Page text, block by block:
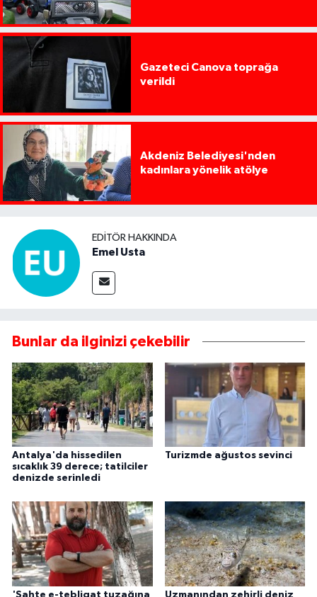
Gazeteci Canova toprağa
verildi
Akdeniz Belediyesi'nden
kadınlara yönelik atölye
EDITÖR HAKKINDA
Emel Usta
Bunlar da ilginizi çekebilir
Antalya'da hissedilen
sıcaklık 39 derece; tatilciler
denizde serinledi
Turizmde ağustos sevinci
'Sahte e-tebligat tuzağına Uzmanından zehirli deniz